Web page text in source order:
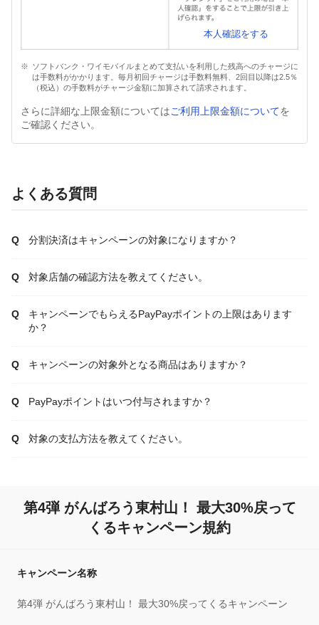
本人確認をする
ソフトバンク・ワイモバイルまとめて支払いを利用した残高へのチャージに
は手数料がかかります。毎月初回チャージは手数料無料、2回目以降は2.5％
（税込）の手数料がチャージ金額に加算されて請求されます。
さらに詳細な上限金額についてはご利用上限金額についてを
ご確認ください。
よくある質問
分割決済はキャンペーンの対象になりますか？
対象店舗の確認方法を教えてください。
キャンペーンでもらえるPayPayポイントの上限はあります
か？
キャンペーンの対象外となる商品はありますか？
PayPayポイントはいつ付与されますか？
対象の支払方法を教えてください。
第4弾 がんばろう東村山！ 最大30%戻って
くるキャンペーン規約
キャンペーン名称
第4弾 がんばろう東村山！ 最大30%戻ってくるキャンペーン